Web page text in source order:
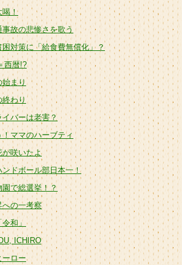
喝！
故の悲惨さを歌う
対策に「給食費無償化」？
西暦!?
まり
わり
バーは老害？
ママのハーブティ
が咲いたよ
ドボール部日本一！
で総選挙！？
への一考察
和」
ICHIRO
ーロー